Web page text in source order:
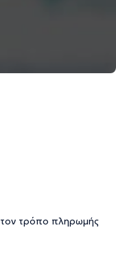
τον τρόπο πληρωμής